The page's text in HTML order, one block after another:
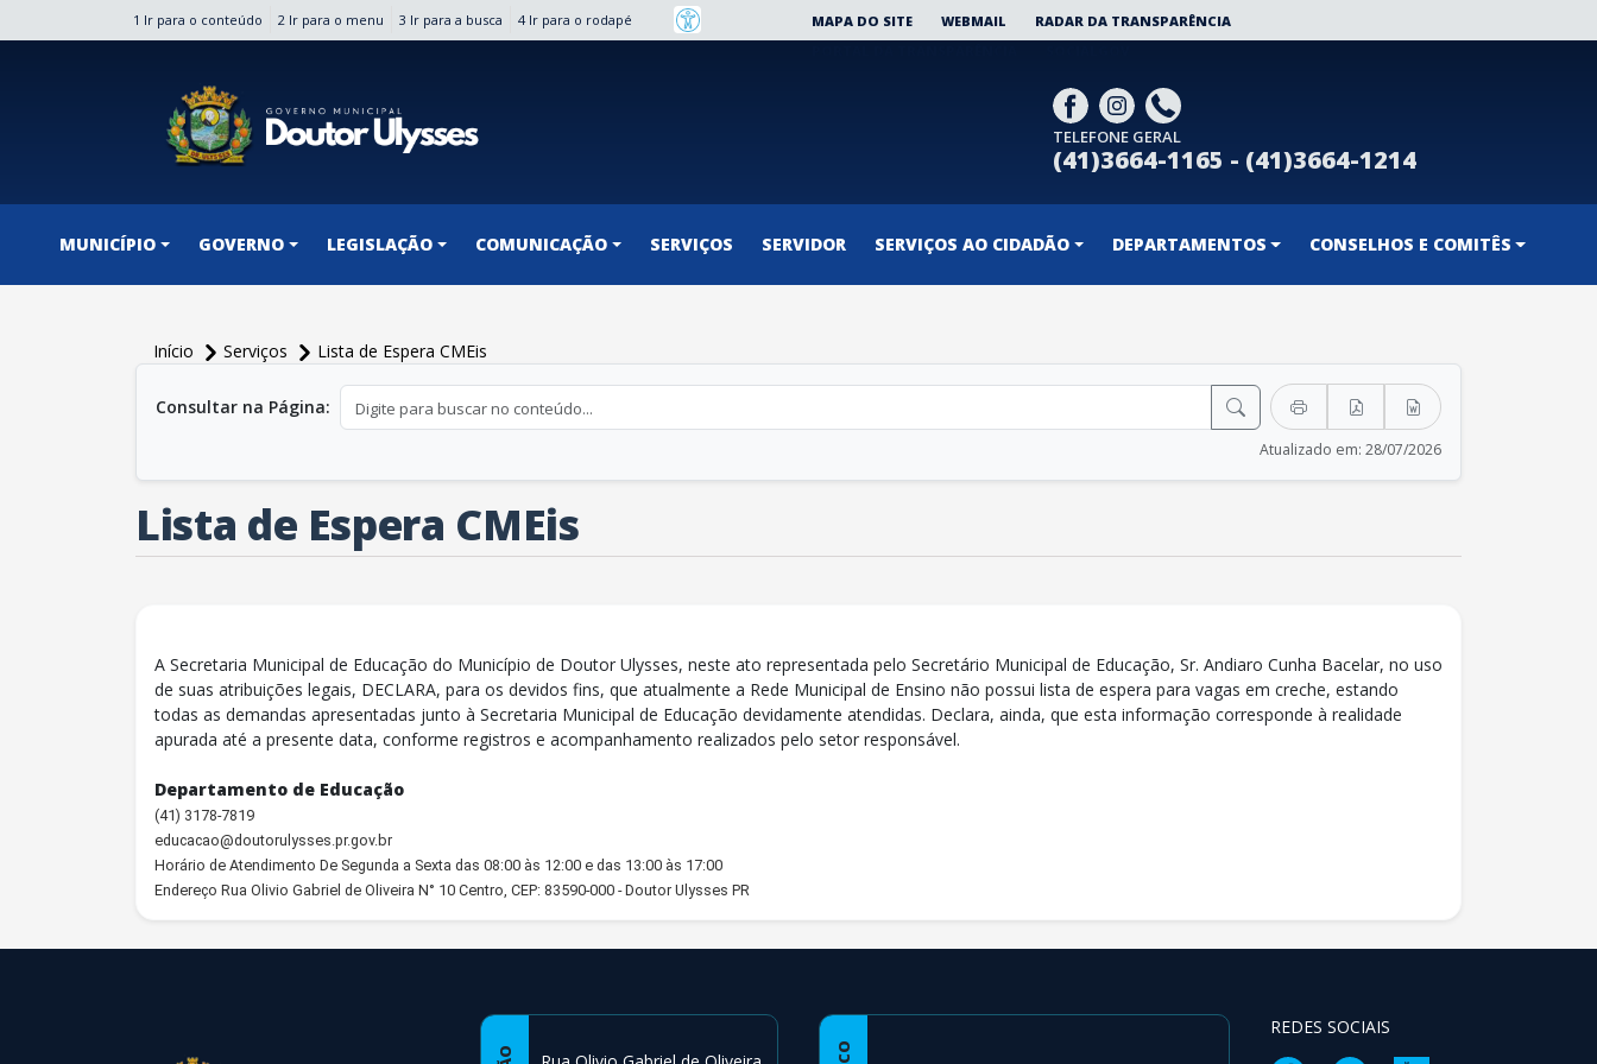
1 Ir para o conteúdo 2 Ir para o menu 3 Ir para a busca 4 Ir para o rodapé MAPA DO SITE WEBMAIL
RADAR DA TRANSPARÊNCIA
TELEFONE GERAL
(41)3664-1165 - (41)3664-1214
MUNICÍPIO GOVERNO LEGISLAÇÃO COMUNICAÇÃO SERVIÇOS SERVIDOR SERVIÇOS AO CIDADÃO DEPARTAMENTOS CONSELHOS E COMITÊS
Início Serviços
Lista de Espera CMEis
Consultar na Página:
Atualizado em: 28/07/2026
Lista de Espera CMEis
A Secretaria Municipal de Educação do Município de Doutor Ulysses, neste ato representada pelo Secretário Municipal de Educação, Sr. Andiaro Cunha Bacelar, no uso
de suas atribuições legais, DECLARA, para os devidos fins, que atualmente a Rede Municipal de Ensino não possui lista de espera para vagas em creche, estando
todas as demandas apresentadas junto à Secretaria Municipal de Educação devidamente atendidas. Declara, ainda, que esta informação corresponde à realidade
apurada até a presente data, conforme registros e acompanhamento realizados pelo setor responsável.
Departamento de Educação
(41) 3178-7819
educacao@doutorulysses.pr.gov.br
Horário de Atendimento De Segunda a Sexta das 08:00 às 12:00 e das 13:00 às 17:00
Endereço Rua Olivio Gabriel de Oliveira N° 10 Centro, CEP: 83590-000 - Doutor Ulysses PR
REDES SOCIAIS